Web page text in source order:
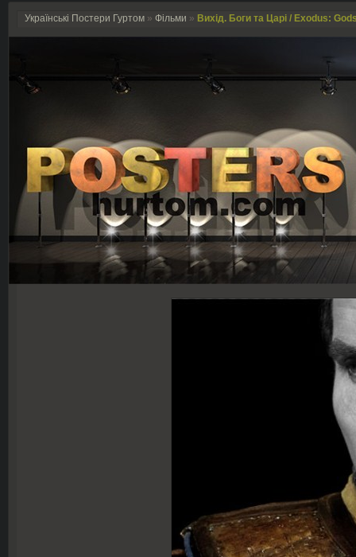
Українські Постери Гуртом » Фільми » Вихід. Боги та Царі / Exodus: